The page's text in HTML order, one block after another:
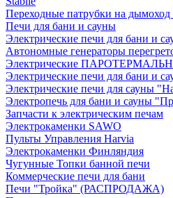
Переходные патрубки на дымоход
Печи для бани и сауны
Электрические печи для бани и
Автономные генераторы
Электрические
Электрические печи для бани и
Электрические печи для сауны
Электропечь для бани и сауны
Запчасти к электрическим печам
Электрокаменки SAWO
Пульты Управления Harvia
Электрокаменки Финляндия
Чугунные Топки банной печи
Коммерческие печи для бани
Печи "Тройка" (РАСПРОДАЖА)